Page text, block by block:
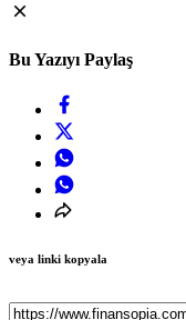
Bu Yazıyı Paylaş
veya linki kopyala